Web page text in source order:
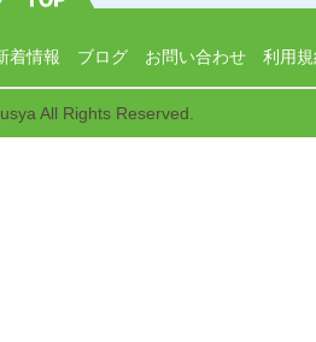
着情報 ブログ お問い合わせ 利用規
All Rights Reserved.